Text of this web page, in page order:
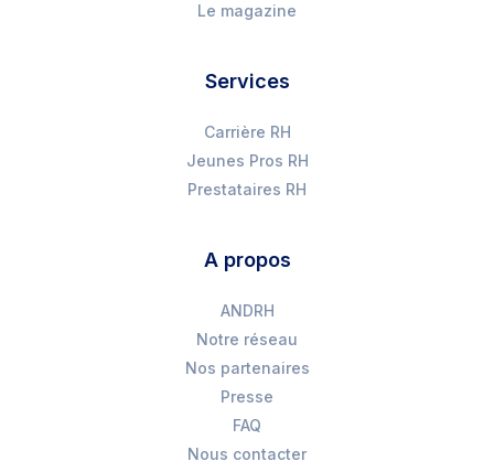
Le magazine
Services
Carrière RH
Jeunes Pros RH
Prestataires RH
A propos
ANDRH
Notre réseau
Nos partenaires
Presse
FAQ
Nous contacter